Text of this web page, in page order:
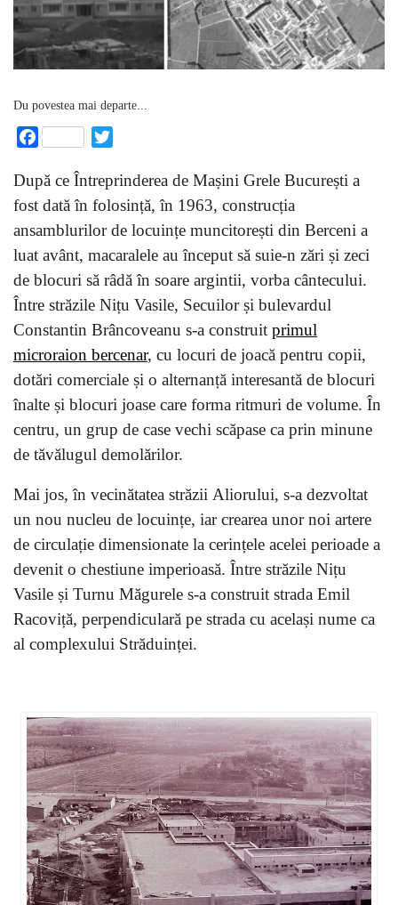
Du povestea mai departe...
Facebook
După ce Întreprinderea de Mașini Grele București a
fost dată în folosință, în 1963, construcția
ansamblurilor de locuințe muncitorești din Berceni a
luat avânt, macaralele au început să suie-n zări și zeci
de blocuri să râdă în soare argintii, vorba cântecului.
Între străzile Nițu Vasile, Secuilor și bulevardul
Constantin Brâncoveanu s-a construit primul
microraion bercenar, cu locuri de joacă pentru copii,
dotări comerciale și o alternanță interesantă de blocuri
înalte și blocuri joase care forma ritmuri de volume. În
centru, un grup de case vechi scăpase ca prin minune
de tăvălugul demolărilor.
Mai jos, în vecinătatea străzii Aliorului, s-a dezvoltat
un nou nucleu de locuințe, iar crearea unor noi artere
de circulație dimensionate la cerințele acelei perioade a
devenit o chestiune imperioasă. Între străzile Nițu
Vasile și Turnu Măgurele s-a construit strada Emil
Racoviță, perpendiculară pe strada cu același nume ca
al complexului Străduinței.